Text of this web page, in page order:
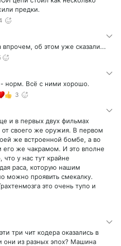
предки.
об этом уже сказали...
норм. Всё с ними хорошо.
3
и в первых двух фильмах
своего же оружия. В первом
же встроенной бомбе, а во
его же чакрамом. И это вполне
у нас тут крайне
раса, которую нашим
можно проявить смекалку.
это очень тупо и
три чит кодера оказались в
они из разных эпох? Машина